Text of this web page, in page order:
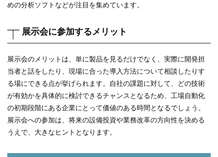
めの分析ソフトなどが注目を集めています。
展示会に参加するメリット
展示会のメリットは、単に製品を見るだけでなく、実際に開発担
当者と話をしたり、現場に合った導入方法について相談したりす
る場にできる点が挙げられます。自社の課題に対して、どの技術
が有効かを具体的に検討できるチャンスとなるため、工場自動化
の初期段階にある企業にとって価値のある時間となるでしょう。
展示会への参加は、将来の設備投資や業務改革の方向性を決める
うえで、大きなヒントとなります。